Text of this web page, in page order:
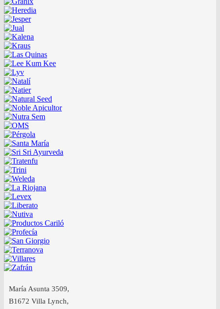
María Asunta 3509,
B1672 Villa Lynch,